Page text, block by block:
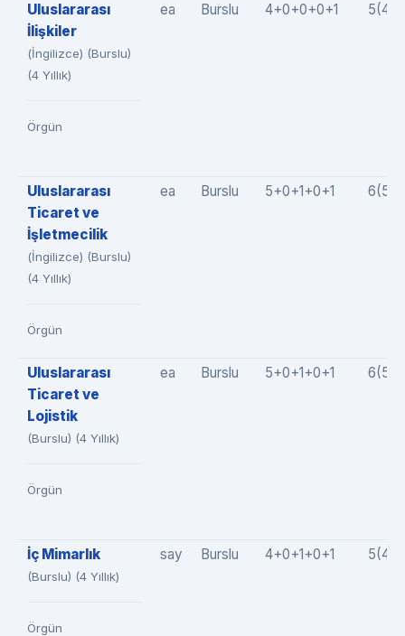
Uluslararası
İlişkiler
(İngilizce) (Burslu)
(4 Yıllık)
Örgün
ea Burslu 4+0+0+0+1
Uluslararası
Ticaret ve
İşletmecilik
(İngilizce) (Burslu)
(4 Yıllık)
Örgün
ea Burslu 5+0+1+0+1
Uluslararası
Ticaret ve
Lojistik
(Burslu) (4 Yıllık)
Örgün
ea Burslu 5+0+1+0+1
İç Mimarlık
(Burslu) (4 Yıllık)
Örgün
say Burslu 4+0+1+0+1